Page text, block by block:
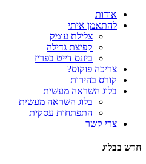
אודות
להתאמן איתי
צלילת עומק
קפיצת גדילה
ביזנס דייט בפריז
צריכה פוקוס?
קורס בהירות
בלוג השראה מעשית
בלוג השראה מעשית
התפתחות עסקית
צרי קשר
חדש בבלוג